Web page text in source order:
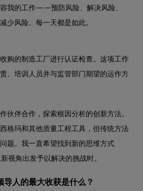
我的工作——预防风险、解决风险、
少风险。每一天都是如此。
购的制造工厂进行认证检查。这项工作
、培训人员并与监管部门期望的运作方
伙伴合作，探索根因分析的创新方法。
格玛和其他质量工程工具，但传统方法
题。我一直希望找到新的思维方式
角出发予以解决的挑战时。
人的最大收获是什么？